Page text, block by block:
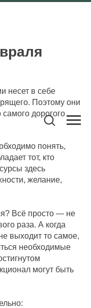
несет в себе
Поэтому они
дорогого
понять,
тот, кто
здесь
желание,
Всё просто — не
раза. А когда
выходит то самое,
необходимые
могут быть